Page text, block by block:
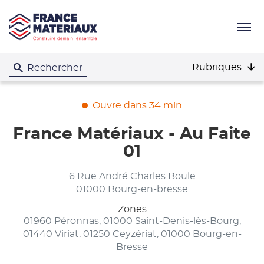
Menu
Rechercher Rubriques
Ouvre dans 34 min
France Matériaux - Au Faite
01
6 Rue André Charles Boule
01000 Bourg-en-bresse
Zones
01960 Péronnas, 01000 Saint-Denis-lès-Bourg,
01440 Viriat, 01250 Ceyzériat, 01000 Bourg-en-
Bresse